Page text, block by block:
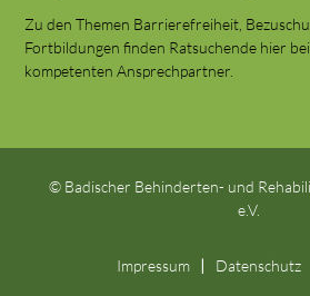
Zu den Themen Barrierefreiheit,
Fortbildungen finden Ratsuchende hier
kompetenten Ansprechpartner.
© Badischer Behinderten- und
e.V.
Impressum Datenschutz